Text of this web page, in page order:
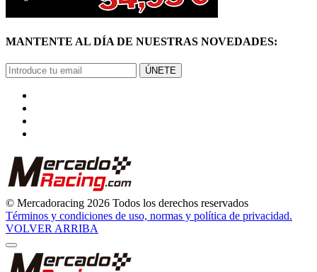
MANTENTE AL DÍA DE NUESTRAS NOVEDADES:
ÚNETE
© Mercadoracing 2026 Todos los derechos reservados
Términos y condiciones de uso, normas y política de privacidad.
VOLVER ARRIBA